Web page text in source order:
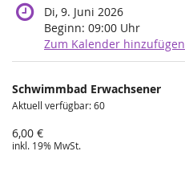
Di, 9. Juni 2026
Beginn: 09:00 Uhr
Zum Kalender hinzufügen
Produkte
Unkategorisierte
Produkte
Schwimmbad Erwachsener
Aktuell verfügbar: 60
6,00 €
inkl. 19% MwSt.